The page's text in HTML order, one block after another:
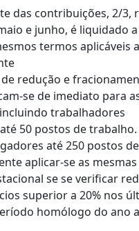
das contribuições, 2/3,
e junho, é liquidado
termos aplicáveis
de redução e
se de imediato para
trabalhadores
50 postos de trabalho.
até 250 postos
aplicar-se as
se se verificar
superior a 20% nos
homólogo do ano